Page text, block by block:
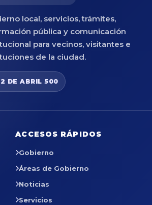
local, servicios, trámites,
pública y comunicación
para vecinos, visitantes e
de la ciudad.
DE ABRIL 500
ACCESOS RÁPIDOS
Gobierno
Áreas de Gobierno
Noticias
Servicios